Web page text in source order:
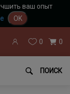
ваш опыт
OK
0 0
ПОИСК